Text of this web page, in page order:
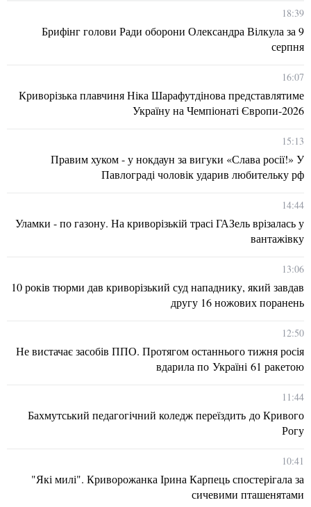
18:39
Брифінг голови Ради оборони Олександра Вілкула за 9
серпня
16:07
Криворізька плавчиня Ніка Шарафутдінова представлятиме
Україну на Чемпіонаті Європи-2026
15:13
Правим хуком - у нокдаун за вигуки «Слава росії!» У
Павлограді чоловік ударив любительку рф
14:44
Уламки - по газону. На криворізькій трасі ГАЗель врізалась у
вантажівку
13:06
10 років тюрми дав криворізький суд нападнику, який завдав
другу 16 ножових поранень
12:50
Не вистачає засобів ППО. Протягом останнього тижня росія
вдарила по Україні 61 ракетою
11:44
Бахмутський педагогічний коледж переїздить до Кривого
Рогу
10:41
"Які милі". Криворожанка Ірина Карпець спостерігала за
сичевими пташенятами